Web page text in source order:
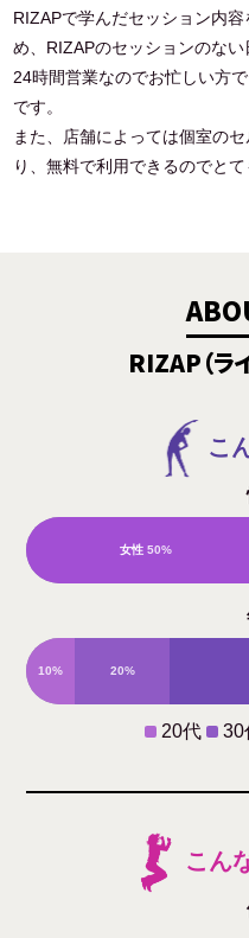
RIZAPで学んだセッション内
め、RIZAPのセッションのない
24時間営業なのでお忙しい方
です。
また、店舗によっては個室の
り、無料で利用できるのでとて
RIZAP（ラ
こ
女性 50%
10% 20%
20代 30
こん